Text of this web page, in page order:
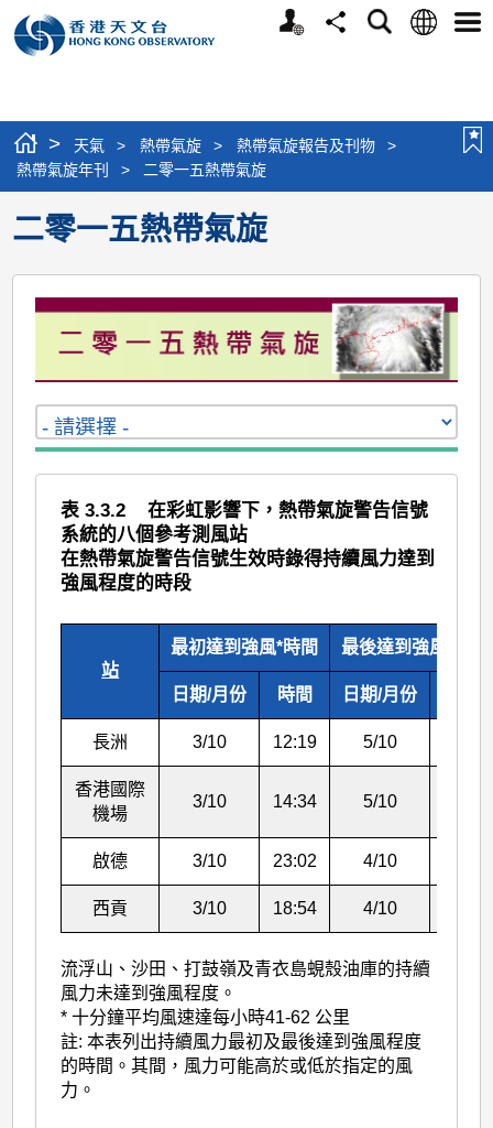
個
分
搜
語
選
> 天氣 > 熱帶氣旋 > 熱帶氣旋報告及刊物
>
熱帶氣旋年刊
> 二零一五熱帶氣旋
二零一五熱帶氣旋
表 3.3.2 在彩虹影響下，熱帶氣旋警告信號
系統的八個參考測風站
在熱帶氣旋警告信號生效時錄得持續風力達到
強風程度的時段
站
最初達到強風*時間 最後達到強風*時間
日期/月份 時間 日期/月份
長洲 3/10 12:19 5/10
香港國際
機場
3/10 14:34 5/10
啟德 3/10 23:02 4/10
西貢 3/10 18:54 4/10
流浮山、沙田、打鼓嶺及青衣島蜆殼油庫的持續
風力未達到強風程度。
* 十分鐘平均風速達每小時41-62 公里
註: 本表列出持續風力最初及最後達到強風程度
的時間。其間，風力可能高於或低於指定的風
力。